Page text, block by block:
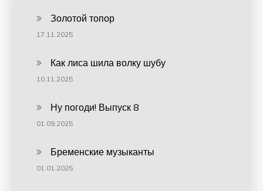
Золотой топор
17.11.2025
Как лиса шила волку шубу
10.11.2025
Ну погоди! Выпуск 8
01.09.2025
Бременские музыканты
01.01.2025